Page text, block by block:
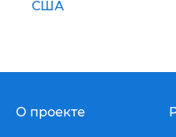
США
О проекте